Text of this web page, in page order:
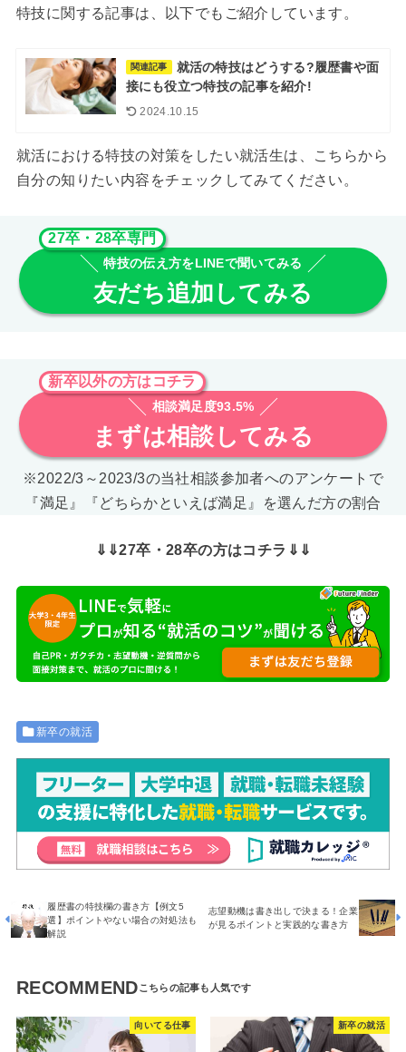
特技に関する記事は、以下でもご紹介しています。
関連記事
就活の特技はどうする?履歴書や面
接にも役立つ特技の記事を紹介!
2024.10.15
就活における特技の対策をしたい就活生は、こちらから
自分の知りたい内容をチェックしてみてください。
27卒・28卒専門
特技の伝え方をLINEで聞いてみる
友だち追加してみる
新卒以外の方はコチラ
相談満足度93.5%
まずは相談してみる
※2022/3～2023/3の当社相談参加者へのアンケートで
『満足』『どちらかといえば満足』を選んだ方の割合
⇓⇓27卒・28卒の方はコチラ⇓⇓
新卒の就活
履歴書の特技欄の書き方【例文5
選】ポイントやない場合の対処法も
解説
志望動機は書き出しで決まる！企業
が見るポイントと実践的な書き方
RECOMMEND
向いてる仕事 新卒の就活